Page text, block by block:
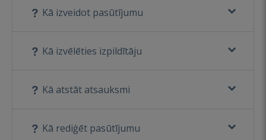
Kā izveidot pasūtījumu
Kā izvēlēties izpildītāju
Kā atstāt atsauksmi
Kā rediģēt pasūtījumu